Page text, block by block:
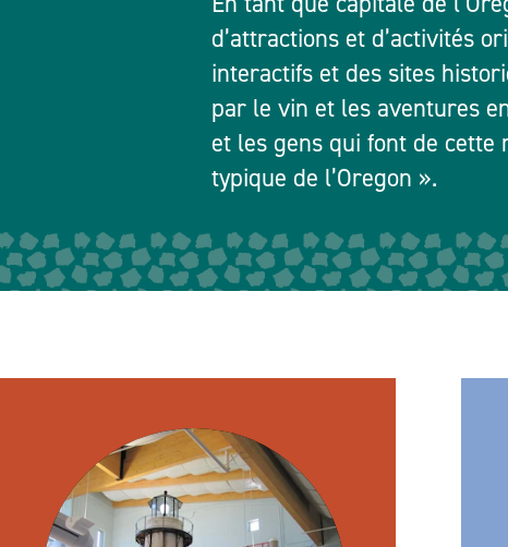
d’attractions et d’activités
interactifs et des sites
par le vin et les aventures
et les gens qui font de
typique de l’Oregon ».